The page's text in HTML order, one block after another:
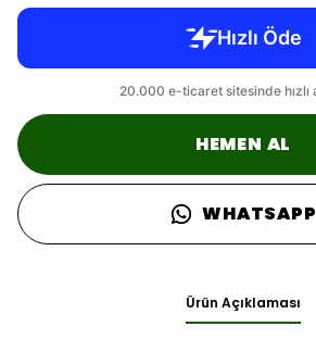
HEMEN AL
WHATSAPP
Ürün Açıklaması